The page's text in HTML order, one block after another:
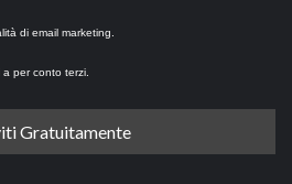
di email marketing.
per conto terzi.